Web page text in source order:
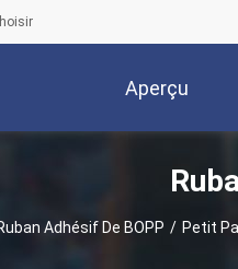
Aperçu
Adhésif De BOPP / Petit